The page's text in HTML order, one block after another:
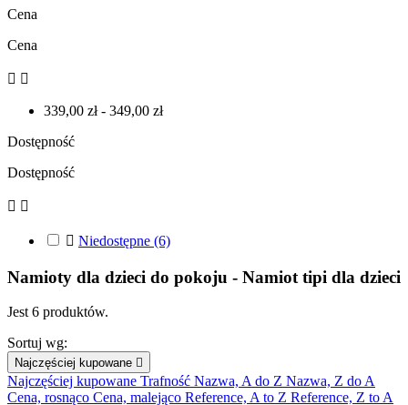
Cena
Cena
 
339,00 zł - 349,00 zł
Dostępność
Dostępność
 
 Niedostępne (6)
Namioty dla dzieci do pokoju - Namiot tipi dla dzieci
Jest 6 produktów.
Sortuj wg:
Najczęściej kupowane 
Najczęściej kupowane Trafność Nazwa, A do Z Nazwa, Z do A
Cena, rosnąco Cena, malejąco Reference, A to Z Reference, Z to A